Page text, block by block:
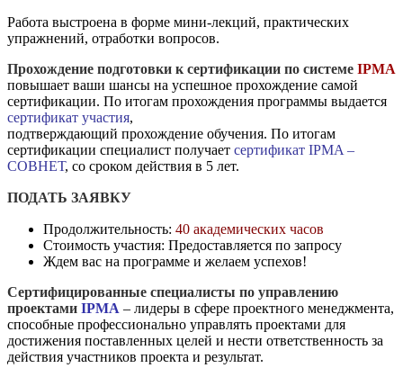
Работа выстроена в форме мини-лекций, практических
упражнений, отработки вопросов.
Прохождение подготовки к сертификации по системе IPMA
повышает ваши шансы на успешное прохождение самой
сертификации. По итогам прохождения программы выдается
сертификат участия,
подтверждающий прохождение обучения. По итогам
сертификации специалист получает сертификат IPMA –
СОВНЕТ, со сроком действия в 5 лет.
ПОДАТЬ ЗАЯВКУ
Продолжительность: 40 академических часов
Стоимость участия: Предоставляется по запросу
Ждем вас на программе и желаем успехов!
Сертифицированные специалисты по управлению
проектами IPMA – лидеры в сфере проектного менеджмента,
способные профессионально управлять проектами для
достижения поставленных целей и нести ответственность за
действия участников проекта и результат.